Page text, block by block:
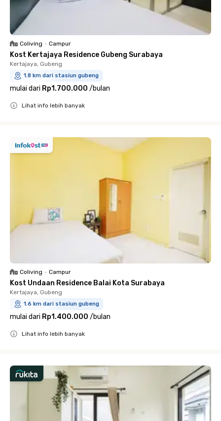
Coliving • Campur
Kost Kertajaya Residence Gubeng Surabaya
Kertajaya, Gubeng
1.8 km dari stasiun gubeng
mulai dari Rp1.700.000 /bulan
Lihat info lebih banyak
Coliving • Campur
Kost Undaan Residence Balai Kota Surabaya
Kertajaya, Gubeng
1.6 km dari stasiun gubeng
mulai dari Rp1.400.000 /bulan
Lihat info lebih banyak